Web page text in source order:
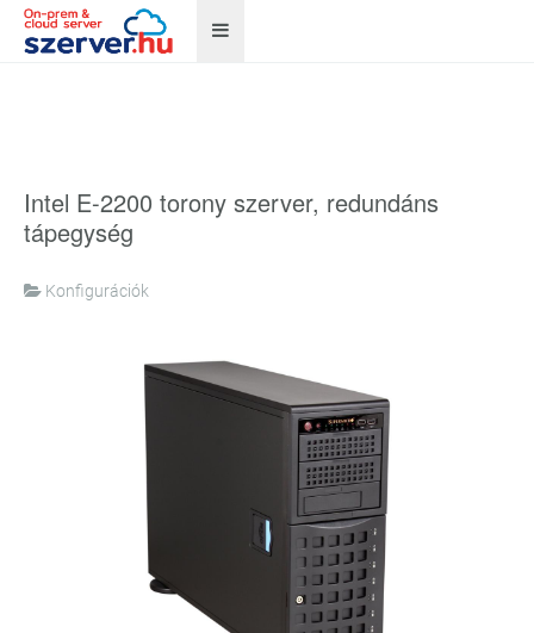
Intel E-2200 torony szerver, redundáns
tápegység
Konfigurációk